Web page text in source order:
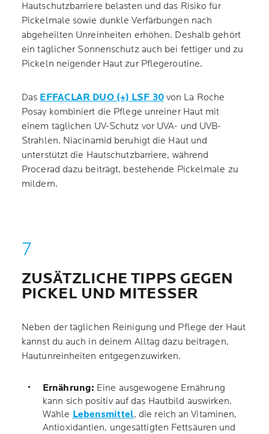
Hautschutzbarriere belasten und das Risiko für
Pickelmale sowie dunkle Verfärbungen nach
abgeheilten Unreinheiten erhöhen. Deshalb gehört
ein täglicher Sonnenschutz auch bei fettiger und zu
Pickeln neigender Haut zur Pflegeroutine.
Das EFFACLAR DUO (+) LSF 30von La Roche
Posay kombiniert die Pflege unreiner Haut mit
einem täglichen UV-Schutz vor UVA- und UVB-
Strahlen. Niacinamid beruhigt die Haut und
unterstützt die Hautschutzbarriere, während
Procerad dazu beiträgt, bestehende Pickelmale zu
mildern.
ZUSÄTZLICHE TIPPS GEGEN
PICKEL UND MITESSER
Neben der täglichen Reinigung und Pflege der Haut
kannst du auch in deinem Alltag dazu beitragen,
Hautunreinheiten entgegenzuwirken.
Ernährung: Eine ausgewogene Ernährung
kann sich positiv auf das Hautbild auswirken.
Wähle Lebensmittel, die reich an Vitaminen,
Antioxidantien, ungesättigten Fettsäuren und